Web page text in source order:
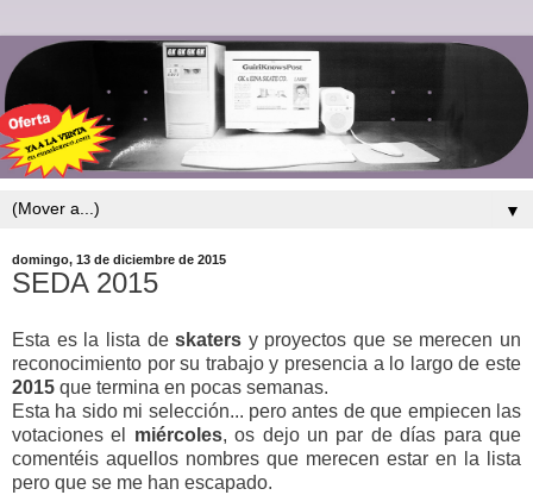
▼
domingo, 13 de diciembre de 2015
SEDA 2015
Esta es la lista deskaters y proyectos que se merecen un
reconocimiento por su trabajo y presencia a lo largo de este
2015 que termina en pocas semanas.
Esta ha sido mi selección... pero antes de que empiecen las
votaciones el miércoles, os dejo un par de días para que
comentéis aquellos nombres que merecen estar en la lista
pero que se me han escapado.